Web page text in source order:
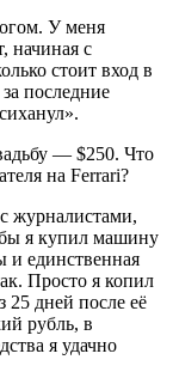
У меня
начиная с
стоит вход в
последние
журналистами,
я купил машину
и единственная
Просто я копил
25 дней после её
рубль, в
я удачно